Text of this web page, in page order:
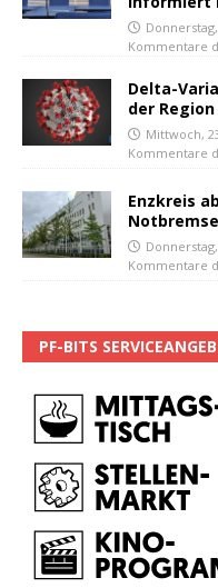
Kommentare
Delta-
der
Mittwoch,
Kommentare
Enzkreis
Kommentare
PF-BITS